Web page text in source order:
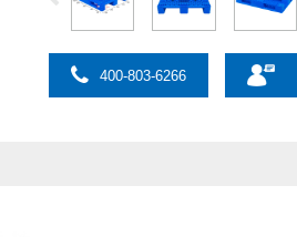
400-803-6266